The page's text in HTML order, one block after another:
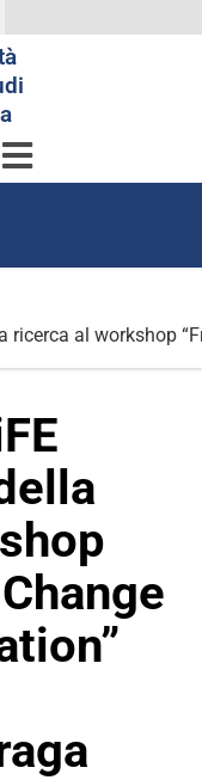
ricerca al workshop